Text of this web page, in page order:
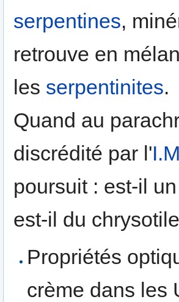
serpentines,
retrouve en
les serpentinites.
Quand au
discrédité par l'
poursuit : est-il
est-il du
Propriétés
crème dans les